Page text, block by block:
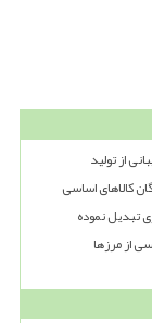
از تولید
تبدیل نموده